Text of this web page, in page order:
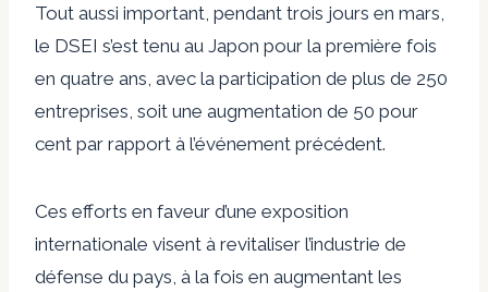
Tout aussi important, pendant trois jours en mars,
le DSEI s’est tenu au Japon pour la première fois
en quatre ans, avec la participation de plus de 250
entreprises, soit une augmentation de 50 pour
cent par rapport à l’événement précédent.
Ces efforts en faveur d’une exposition
internationale visent à revitaliser l’industrie de
défense du pays, à la fois en augmentant les